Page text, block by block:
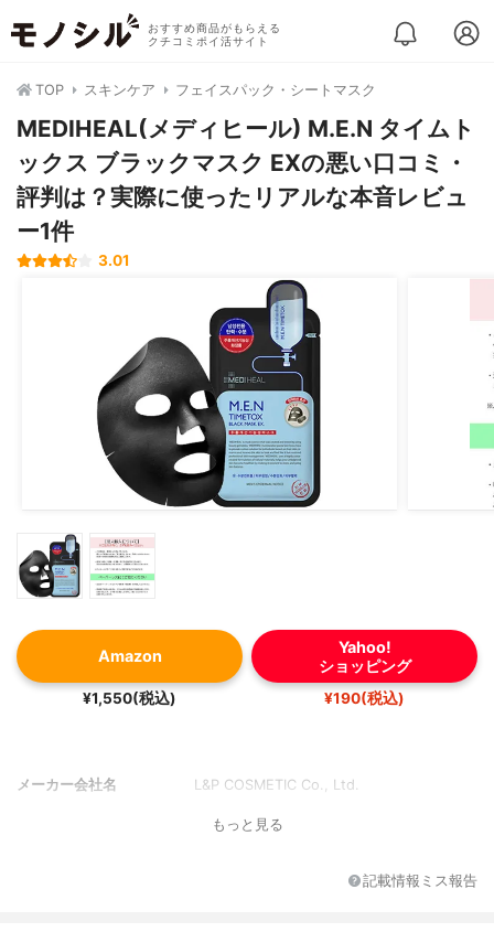
おすすめ商品がもらえる
クチコミポイ活サイト
TOP スキンケア フェイスパック・シートマスク
MEDIHEAL(メディヒール) M.E.N タイムト
ックス ブラックマスク EXの悪い口コミ・
評判は？実際に使ったリアルな本音レビュ
ー1件
3.01
Amazon
¥1,550(税込)
Yahoo!
ショッピング
¥190(税込)
メーカー会社名 L&P COSMETIC Co., Ltd.
もっと見る
記載情報ミス報告